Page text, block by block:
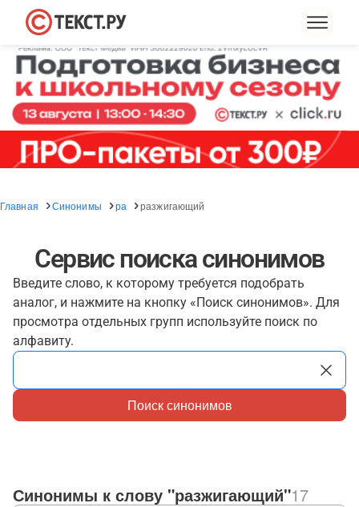
Главная Синонимы ра разжигающий
Сервис поиска синонимов
Введите слово, к которому требуется подобрать
аналог, и нажмите на кнопку «Поиск синонимов». Для
просмотра отдельных групп используйте поиск по
алфавиту.
Поиск синонимов
Синонимы к слову "разжигающий"17